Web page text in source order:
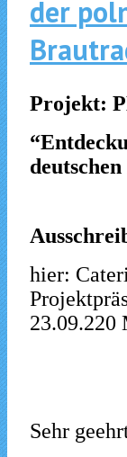
der
Projekt:
hier:
Sehr